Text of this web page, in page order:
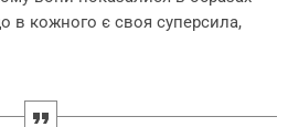
в кожного є своя суперсила,